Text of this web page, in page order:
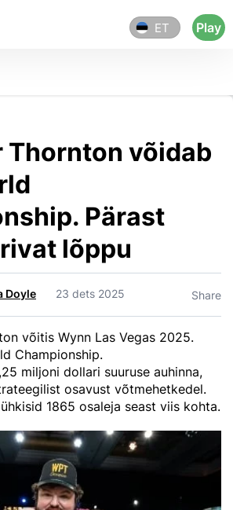
ET Play
Thornton võidab
Pärast
lõppu
Doyle 23 dets 2025 Share
võitis Wynn Las Vegas 2025.
Championship.
miljoni dollari suuruse auhinna,
osavust võtmehetkedel.
1865 osaleja seast viis kohta.